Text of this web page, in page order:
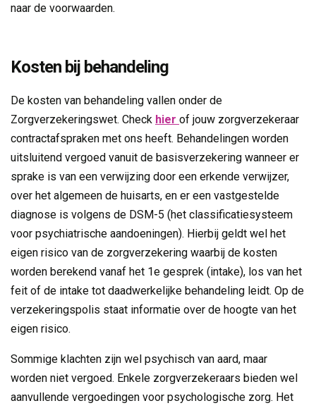
naar de voorwaarden.
Kosten bij behandeling
De kosten van behandeling vallen onder de
Zorgverzekeringswet. Check hier of jouw zorgverzekeraar
contractafspraken met ons heeft. Behandelingen worden
uitsluitend vergoed vanuit de basisverzekering wanneer er
sprake is van een verwijzing door een erkende verwijzer,
over het algemeen de huisarts, en er een vastgestelde
diagnose is volgens de DSM-5 (het classificatiesysteem
voor psychiatrische aandoeningen). Hierbij geldt wel het
eigen risico van de zorgverzekering waarbij de kosten
worden berekend vanaf het 1e gesprek (intake), los van het
feit of de intake tot daadwerkelijke behandeling leidt. Op de
verzekeringspolis staat informatie over de hoogte van het
eigen risico.
Sommige klachten zijn wel psychisch van aard, maar
worden niet vergoed. Enkele zorgverzekeraars bieden wel
aanvullende vergoedingen voor psychologische zorg. Het